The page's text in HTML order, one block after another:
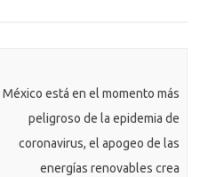
México está en el momento más
peligroso de la epidemia de
coronavirus, el apogeo de las
energías renovables crea